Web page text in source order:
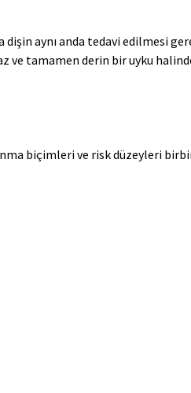
aynı anda tedavi edilmesi
ve tamamen derin bir uyku
biçimleri ve risk düzeyleri